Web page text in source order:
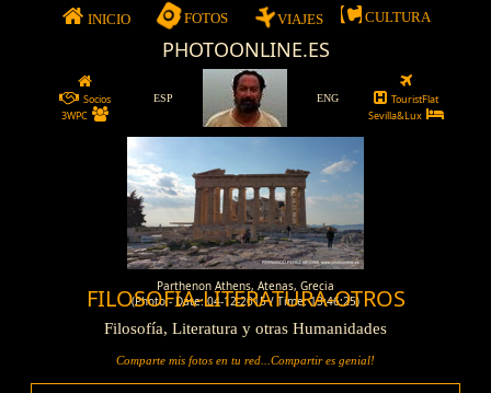
INICIO FOTOS VIAJES CULTURA
PHOTOONLINE.ES
Socios
3WPC
ESP ENG
TouristFlat
Sevilla&Lux
Parthenon Athens, Atenas, Grecia
(Photo - Date: 04-12-2015 / Time: 13:46:25)
FILOSOFIA-LITERATURA-OTROS
Filosofía, Literatura y otras Humanidades
Comparte mis fotos en tu red...Compartir es genial!